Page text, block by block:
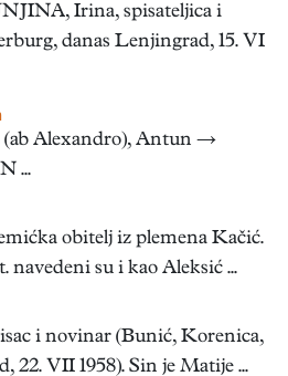
Irina, spisateljica i
danas Lenjingrad, 15. VI
Alexandro), Antun →
...
obitelj iz plemena Kačić.
su i kao Aleksić ...
i novinar (Bunić, Korenica,
22. VII 1958). Sin je Matije ...